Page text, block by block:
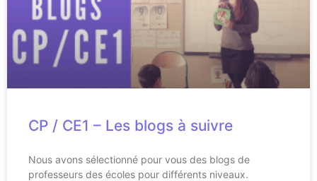
CP / CE1 – Les blogs à suivre
Nous avons sélectionné pour vous des blogs de
professeurs des écoles pour différents niveaux.